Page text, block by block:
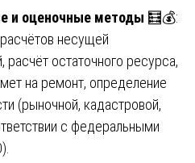
и оценочные методы 🧮💰:
несущей
расчёт остаточного ресурса,
на ремонт, определение
(рыночной, кадастровой,
с федеральными